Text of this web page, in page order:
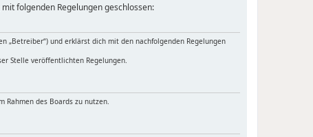
folgenden Regelungen geschlossen:
„Betreiber“) und erklärst dich mit den nachfolgenden Regelungen
Stelle veröffentlichten Regelungen.
des Boards zu nutzen.